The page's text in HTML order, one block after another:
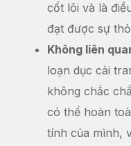
cốt lõi và là
đạt được sự
Không liên
loạn dục cải
không chắc
có thể hoàn
tính của mình,